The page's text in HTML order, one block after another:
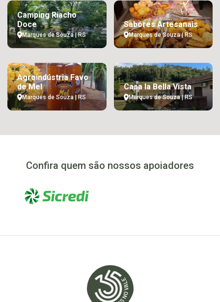
Camping Riacho
Doce
Marques de Souza | RS
Sabores Artesanais
Marques de Souza | RS
Agroindústria Favo
de Mel
Marques de Souza | RS
Casa la Bella Vista
Marques de Souza | RS
Confira quem são nossos apoiadores